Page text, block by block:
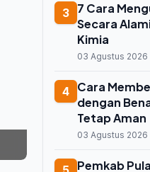
3 7 Cara
Secara
Kimia
03 Agustus 2026
4 Cara
dengan
Tetap Aman
03 Agustus 2026
Pemkab